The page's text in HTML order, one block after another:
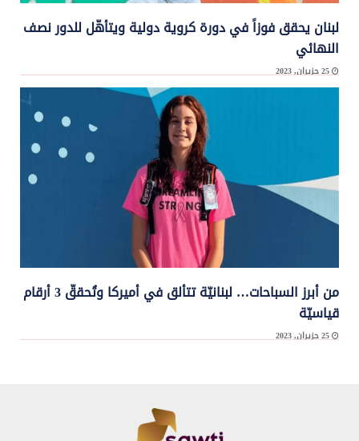
لبنان يحقق فوزاً في دورة كروية دولية ويتأهّل للدور نصف
النهائي
25 حزيران, 2023
من أبرز السباحات… لبنانيّة تتألق في أميركا وتُحققّ 3 أرقام
قياسيّة
25 حزيران, 2023